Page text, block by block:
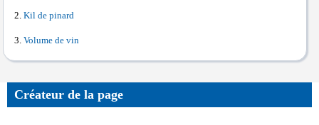
Kil de pinard
Volume de vin
Créateur de la page